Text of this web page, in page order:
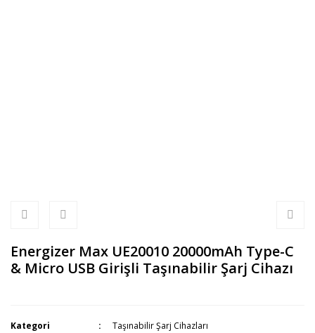
Energizer Max UE20010 20000mAh Type-C
& Micro USB Girişli Taşınabilir Şarj Cihazı
Kategori
Taşınabilir Şarj Cihazları